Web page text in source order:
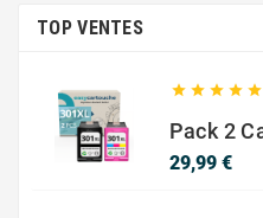
TOP VENTES
    
29,99 €Prix